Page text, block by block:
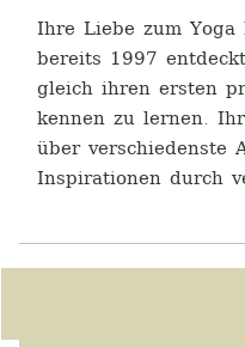
Ihre Liebe zum Yoga
bereits 1997
gleich ihren ersten
kennen zu lernen.
über verschiedenste
Inspirationen durch